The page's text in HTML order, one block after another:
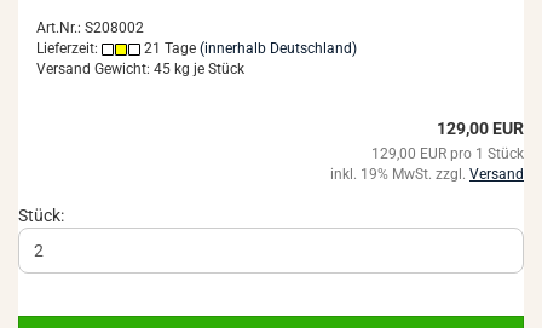
Art.Nr.: S208002
Lieferzeit:
21 Tage (innerhalb Deutschland)
Versand Gewicht: 45 kg je Stück
129,00 EUR
129,00 EUR pro 1 Stück
inkl. 19% MwSt. zzgl. Versand
Stück: